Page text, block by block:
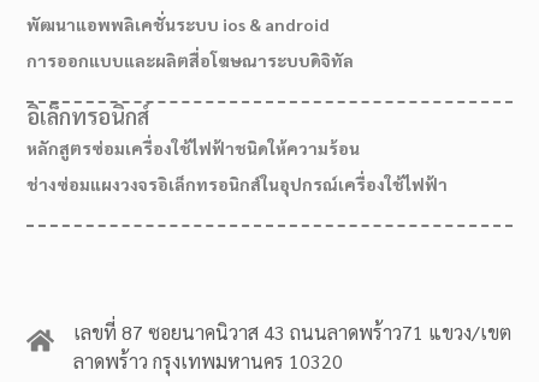
เลขที่ 87 ซอยนาคนิวาส 43 ถนนลาดพร้าว71 แขวง/เขต
ลาดพร้าว กรุงเทพมหานคร 10320
พัฒนาแอพพลิเคชั่นระบบ ios & android
การออกแบบและผลิตสื่อโฆษณาระบบดิจิทัล
อิเล็กทรอนิกส์
หลักสูตรซ่อมเครื่องใช้ไฟฟ้าชนิดให้ความร้อน
ช่างซ่อมแผงวงจรอิเล็กทรอนิกส์ในอุปกรณ์เครื่องใช้ไฟฟ้า